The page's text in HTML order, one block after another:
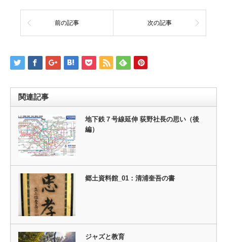
前の記事 次の記事
関連記事
地下鉄７号線延伸 荻野社長の思い（後
編）
郷土資料館_01：清浦奎吾の書
ジャズと教育